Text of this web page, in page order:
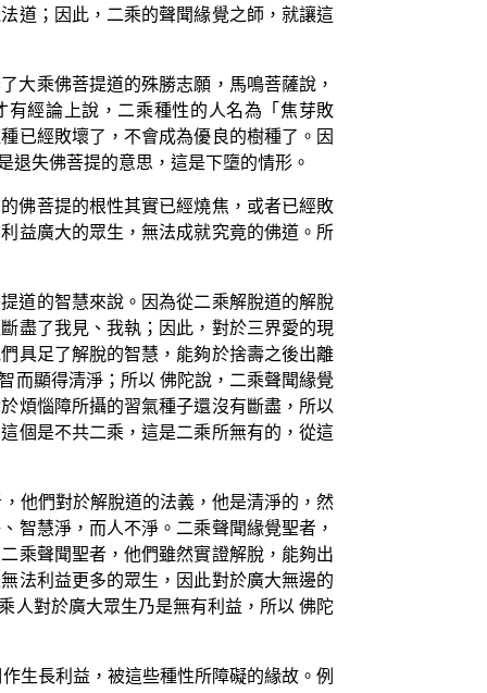
道；因此，二乘的聲聞緣覺之師，就讓這
大乘佛菩提道的殊勝志願，馬鳴菩薩說，
經論上說，二乘種性的人名為「焦芽敗
已經敗壞了，不會成為優良的樹種了。因
退失佛菩提的意思，這是下墮的情形。
佛菩提的根性其實已經燒焦，或者已經敗
益廣大的眾生，無法成就究竟的佛道。所
道的智慧來說。因為從二乘解脫道的解脫
盡了我見、我執；因此，對於三界愛的現
具足了解脫的智慧，能夠於捨壽之後出離
而顯得清淨；所以 佛陀說，二乘聲聞緣覺
煩惱障所攝的習氣種子還沒有斷盡，所以
個是不共二乘，這是二乘所無有的，從這
他們對於解脫道的法義，他是清淨的，然
智慧淨，而人不淨。二乘聲聞緣覺聖者，
乘聲聞聖者，他們雖然實證解脫，能夠出
法利益更多的眾生，因此對於廣大無邊的
人對於廣大眾生乃是無有利益，所以 佛陀
生長利益，被這些種性所障礙的緣故。例